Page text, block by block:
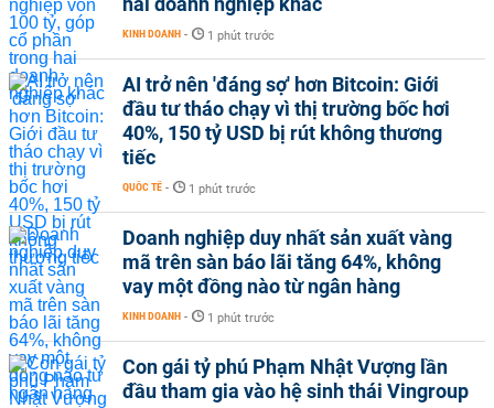
KINH DOANH - 1 phút trước
AI trở nên 'đáng sợ' hơn Bitcoin: Giới
đầu tư tháo chạy vì thị trường bốc hơi
40%, 150 tỷ USD bị rút không thương
tiếc
QUỐC TẾ - 1 phút trước
Doanh nghiệp duy nhất sản xuất vàng
mã trên sàn báo lãi tăng 64%, không
vay một đồng nào từ ngân hàng
KINH DOANH - 1 phút trước
Con gái tỷ phú Phạm Nhật Vượng lần
đầu tham gia vào hệ sinh thái Vingroup